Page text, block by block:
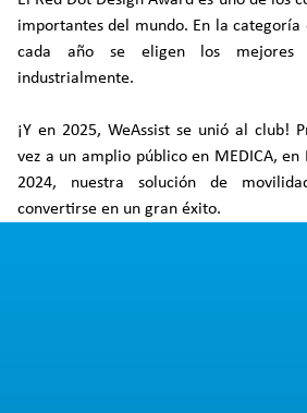
importantes del mundo. En la categoría
cada año se eligen los mejores
industrialmente.
¡Y en 2025, WeAssist se unió al club!
vez a un amplio público en MEDICA, en
2024, nuestra solución de
convertirse en un gran éxito.